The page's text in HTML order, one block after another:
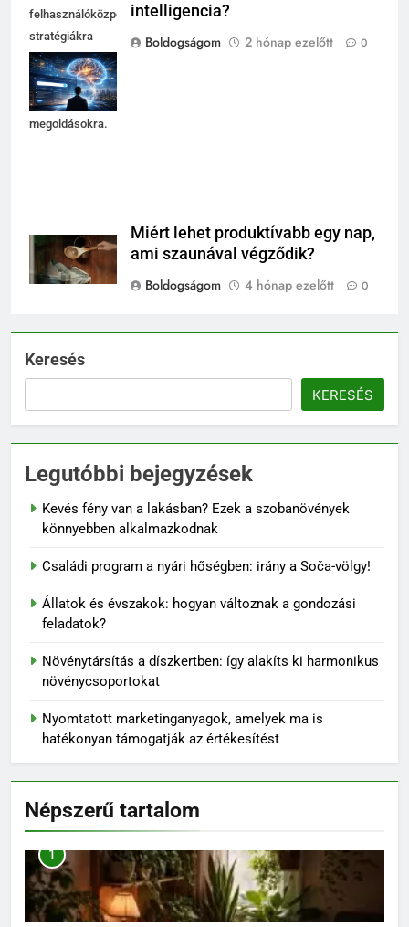
felhasználóközpontú
stratégiákra
épül, nem
csupán
technikai
megoldásokra.
intelligencia?
Boldogságom
2 hónap ezelőtt 0
Miért lehet produktívabb egy nap,
ami szaunával végződik?
Boldogságom
4 hónap ezelőtt 0
Keresés
KERESÉS
Legutóbbi bejegyzések
Kevés fény van a lakásban? Ezek a szobanövények
könnyebben alkalmazkodnak
Családi program a nyári hőségben: irány a Soča-völgy!
Állatok és évszakok: hogyan változnak a gondozási
feladatok?
Növénytársítás a díszkertben: így alakíts ki harmonikus
növénycsoportokat
Nyomtatott marketinganyagok, amelyek ma is
hatékonyan támogatják az értékesítést
Népszerű tartalom
1